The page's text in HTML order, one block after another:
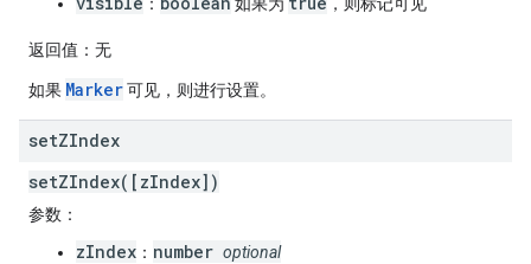
返回值 ：无
如果 Marker可见，则进行设置。
setZIndex
setZIndex([zIndex])
参数 ：
zIndex ： number optional